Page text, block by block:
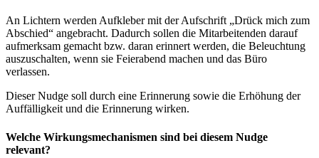
An Lichtern werden Aufkleber mit der Aufschrift „Drück mich zum
Abschied“ angebracht. Dadurch sollen die Mitarbeitenden darauf
aufmerksam gemacht bzw. daran erinnert werden, die Beleuchtung
auszuschalten, wenn sie Feierabend machen und das Büro
verlassen.
Dieser Nudge soll durch eine Erinnerung sowie die Erhöhung der
Auffälligkeit und die Erinnerung wirken.
Welche Wirkungsmechanismen sind bei diesem Nudge
relevant?